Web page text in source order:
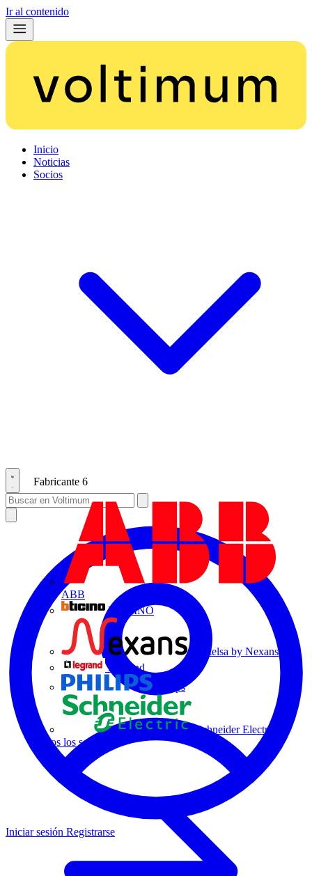
Ir al contenido
Inicio
Noticias
Socios
Fabricante 6
ABB
BTICINO
Centelsa by Nexans
Legrand
Philips
Schneider Electric
Todos los socios
Iniciar sesión Registrarse